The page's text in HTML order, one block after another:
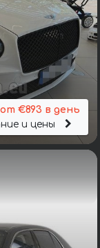
€893 в день
и цены